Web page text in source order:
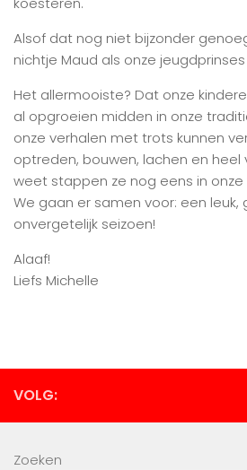
Alsof dat nog niet bijzonder
nichtje Maud als onze
Het allermooiste? Dat onze
al opgroeien midden in onze
onze verhalen met trots kunnen
optreden, bouwen, lachen en heel
weet stappen ze nog eens in
We gaan er samen voor: een leuk,
onvergetelijk seizoen!
Alaaf!
Liefs Michelle
VOLG:
Zoeken